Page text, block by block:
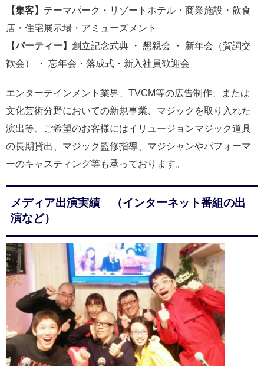
【集客】 テーマパーク・リゾートホテル・商業施設・飲食
店・住宅展示場・アミューズメント
【パーティー】 創立記念式典 ・ 懇親会 ・ 新年会（賀詞交
歓会） ・ 忘年会・落成式・新入社員歓迎会
エンターテインメント業界、TVCM等の広告制作、または
文化芸術分野においての新規事業、マジックを取り入れた
演出等、ご希望のお客様にはイリュージョンマジック道具
の長期貸出、マジック監修指導、マジシャンやパフォーマ
ーのキャスティング等も承っております。
メディア出演実績 （インターネット番組の出
演など）